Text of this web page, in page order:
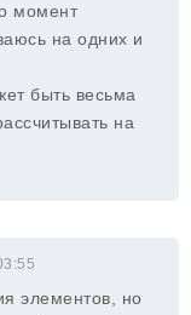
момент
на одних и
быть весьма
на
элементов, но